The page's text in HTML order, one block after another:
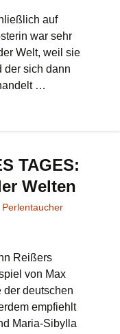
auf
war sehr
Welt, weil sie
der sich dann
…
TAGES:
Welten
Perlentaucher
Reißers
von Max
der deutschen
empfiehlt
Maria-Sibylla